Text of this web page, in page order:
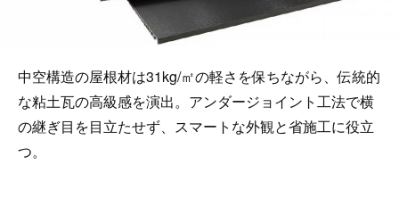
中空構造の屋根材は31kg/㎡の軽さを保ちながら、伝統的
な粘土瓦の高級感を演出。アンダージョイント工法で横
の継ぎ目を目立たせず、スマートな外観と省施工に役立
つ。